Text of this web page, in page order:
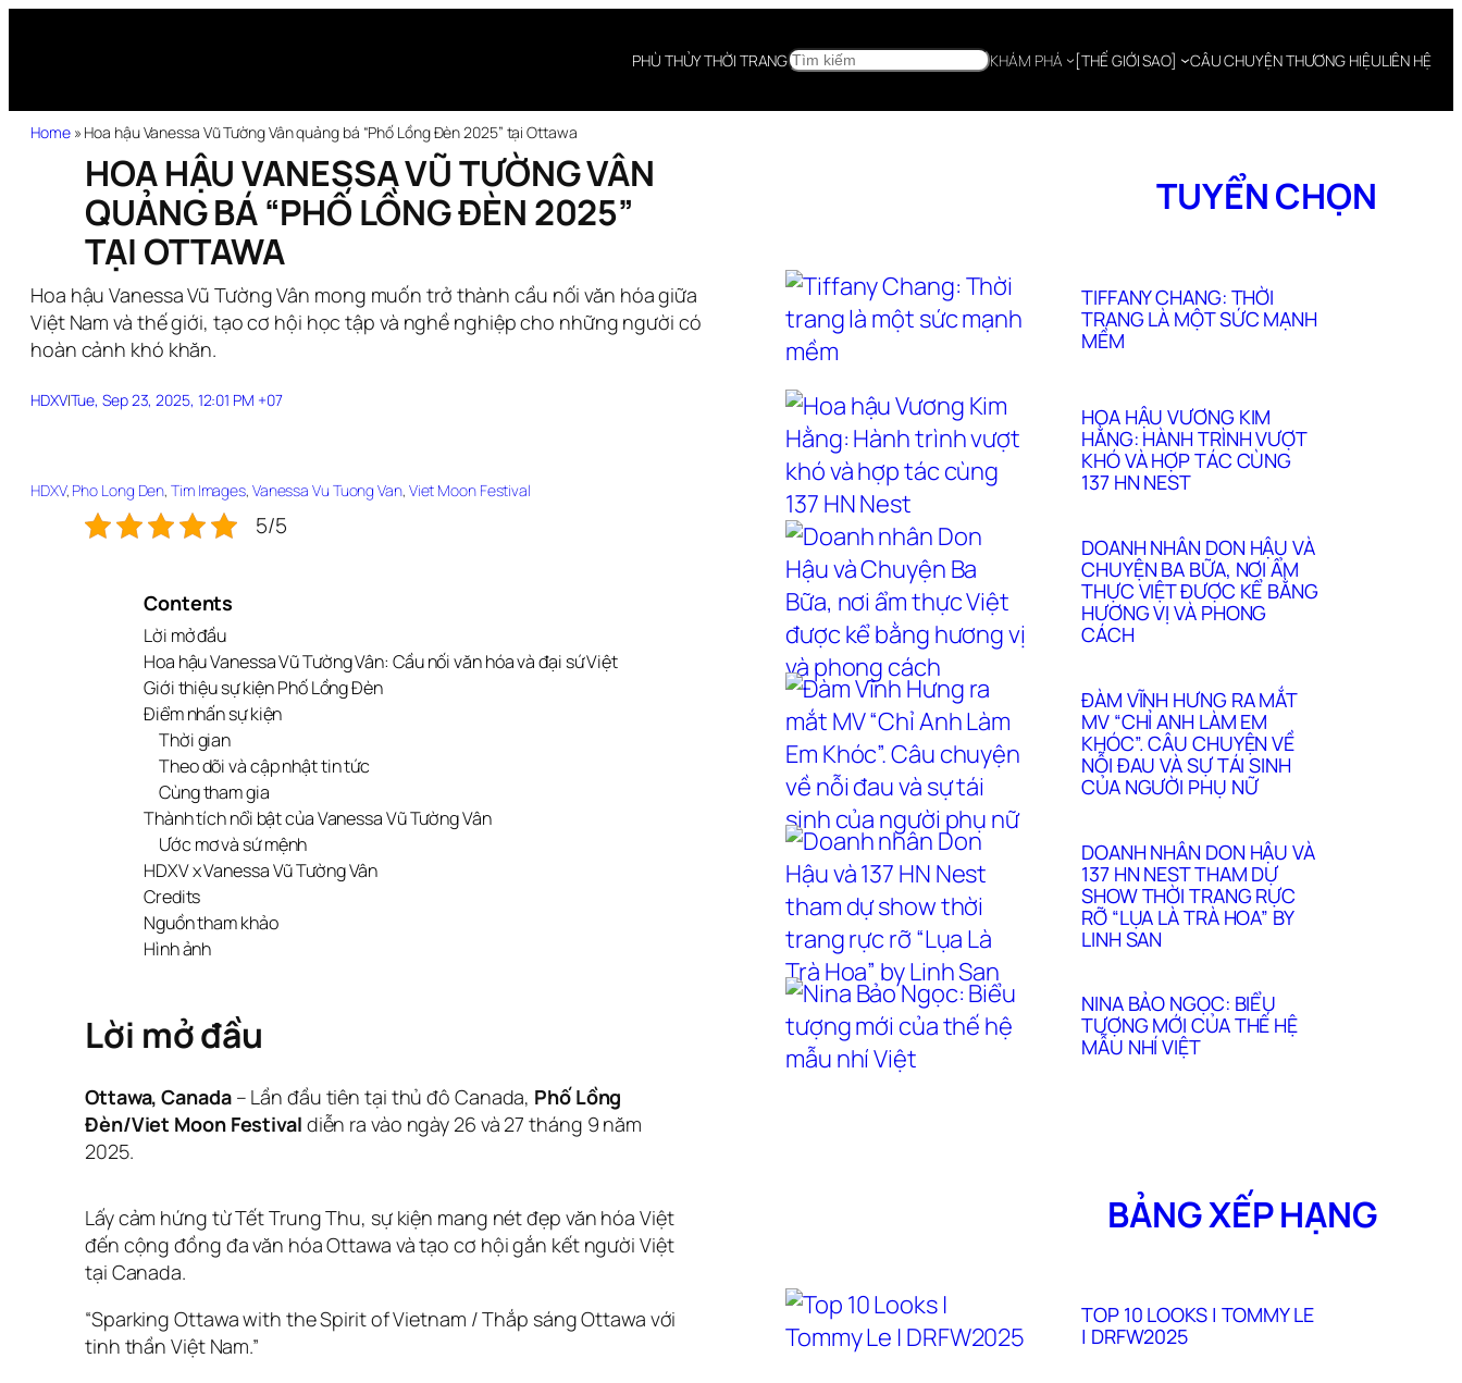
PHÙ THỦY THỜI TRANGSEARCH KHÁM PHÁ [THẾ GIỚI SAO] CÂU CHUYỆN THƯƠNG HIỆULIÊN HỆ
Home» Hoa hậu Vanessa Vũ Tường Vân quảng bá “Phố Lồng Đèn 2025” tại Ottawa
HOA HẬU VANESSA VŨ TƯỜNG VÂN
QUẢNG BÁ “PHỐ LỒNG ĐÈN 2025”
TẠI OTTAWA
Hoa hậu Vanessa Vũ Tường Vân mong muốn trở thành cầu nối văn hóa giữa
Việt Nam và thế giới, tạo cơ hội học tập và nghề nghiệp cho những người có
hoàn cảnh khó khăn.
HDXV|Tue, Sep 23, 2025, 12:01 PM +07
HDXV, Pho Long Den, Tim Images, Vanessa Vu Tuong Van, Viet Moon Festival
5/5
Contents
Lời mở đầu
Hoa hậu Vanessa Vũ Tường Vân: Cầu nối văn hóa và đại sứ Việt
Giới thiệu sự kiện Phố Lồng Đèn
Điểm nhấn sự kiện
Thời gian
Theo dõi và cập nhật tin tức
Cùng tham gia
Thành tích nổi bật của Vanessa Vũ Tường Vân
Ước mơ và sứ mệnh
HDXV x Vanessa Vũ Tường Vân
Credits
Nguồn tham khảo
Hình ảnh
Lời mở đầu
Ottawa, Canada– Lần đầu tiên tại thủ đô Canada, Phố Lồng
Đèn/Viet Moon Festival diễn ra vào ngày 26 và 27 tháng 9 năm
2025.
Lấy cảm hứng từ Tết Trung Thu, sự kiện mang nét đẹp văn hóa Việt
đến cộng đồng đa văn hóa Ottawa và tạo cơ hội gắn kết người Việt
tại Canada.
“Sparking Ottawa with the Spirit of Vietnam / Thắp sáng Ottawa với
tinh thần Việt Nam.”
TUYỂN CHỌN
TIFFANY CHANG: THỜI
TRANG LÀ MỘT SỨC MẠNH
MỀM
HOA HẬU VƯƠNG KIM
HẰNG: HÀNH TRÌNH VƯỢT
KHÓ VÀ HỢP TÁC CÙNG
137 HN NEST
DOANH NHÂN DON HẬU VÀ
CHUYỆN BA BỮA, NƠI ẨM
THỰC VIỆT ĐƯỢC KỂ BẰNG
HƯƠNG VỊ VÀ PHONG
CÁCH
ĐÀM VĨNH HƯNG RA MẮT
MV “CHỈ ANH LÀM EM
KHÓC”. CÂU CHUYỆN VỀ
NỖI ĐAU VÀ SỰ TÁI SINH
CỦA NGƯỜI PHỤ NỮ
DOANH NHÂN DON HẬU VÀ
137 HN NEST THAM DỰ
SHOW THỜI TRANG RỰC
RỠ “LỤA LÀ TRÀ HOA” BY
LINH SAN
NINA BẢO NGỌC: BIỂU
TƯỢNG MỚI CỦA THẾ HỆ
MẪU NHÍ VIỆT
BẢNG XẾP HẠNG
TOP 10 LOOKS | TOMMY LE
| DRFW2025